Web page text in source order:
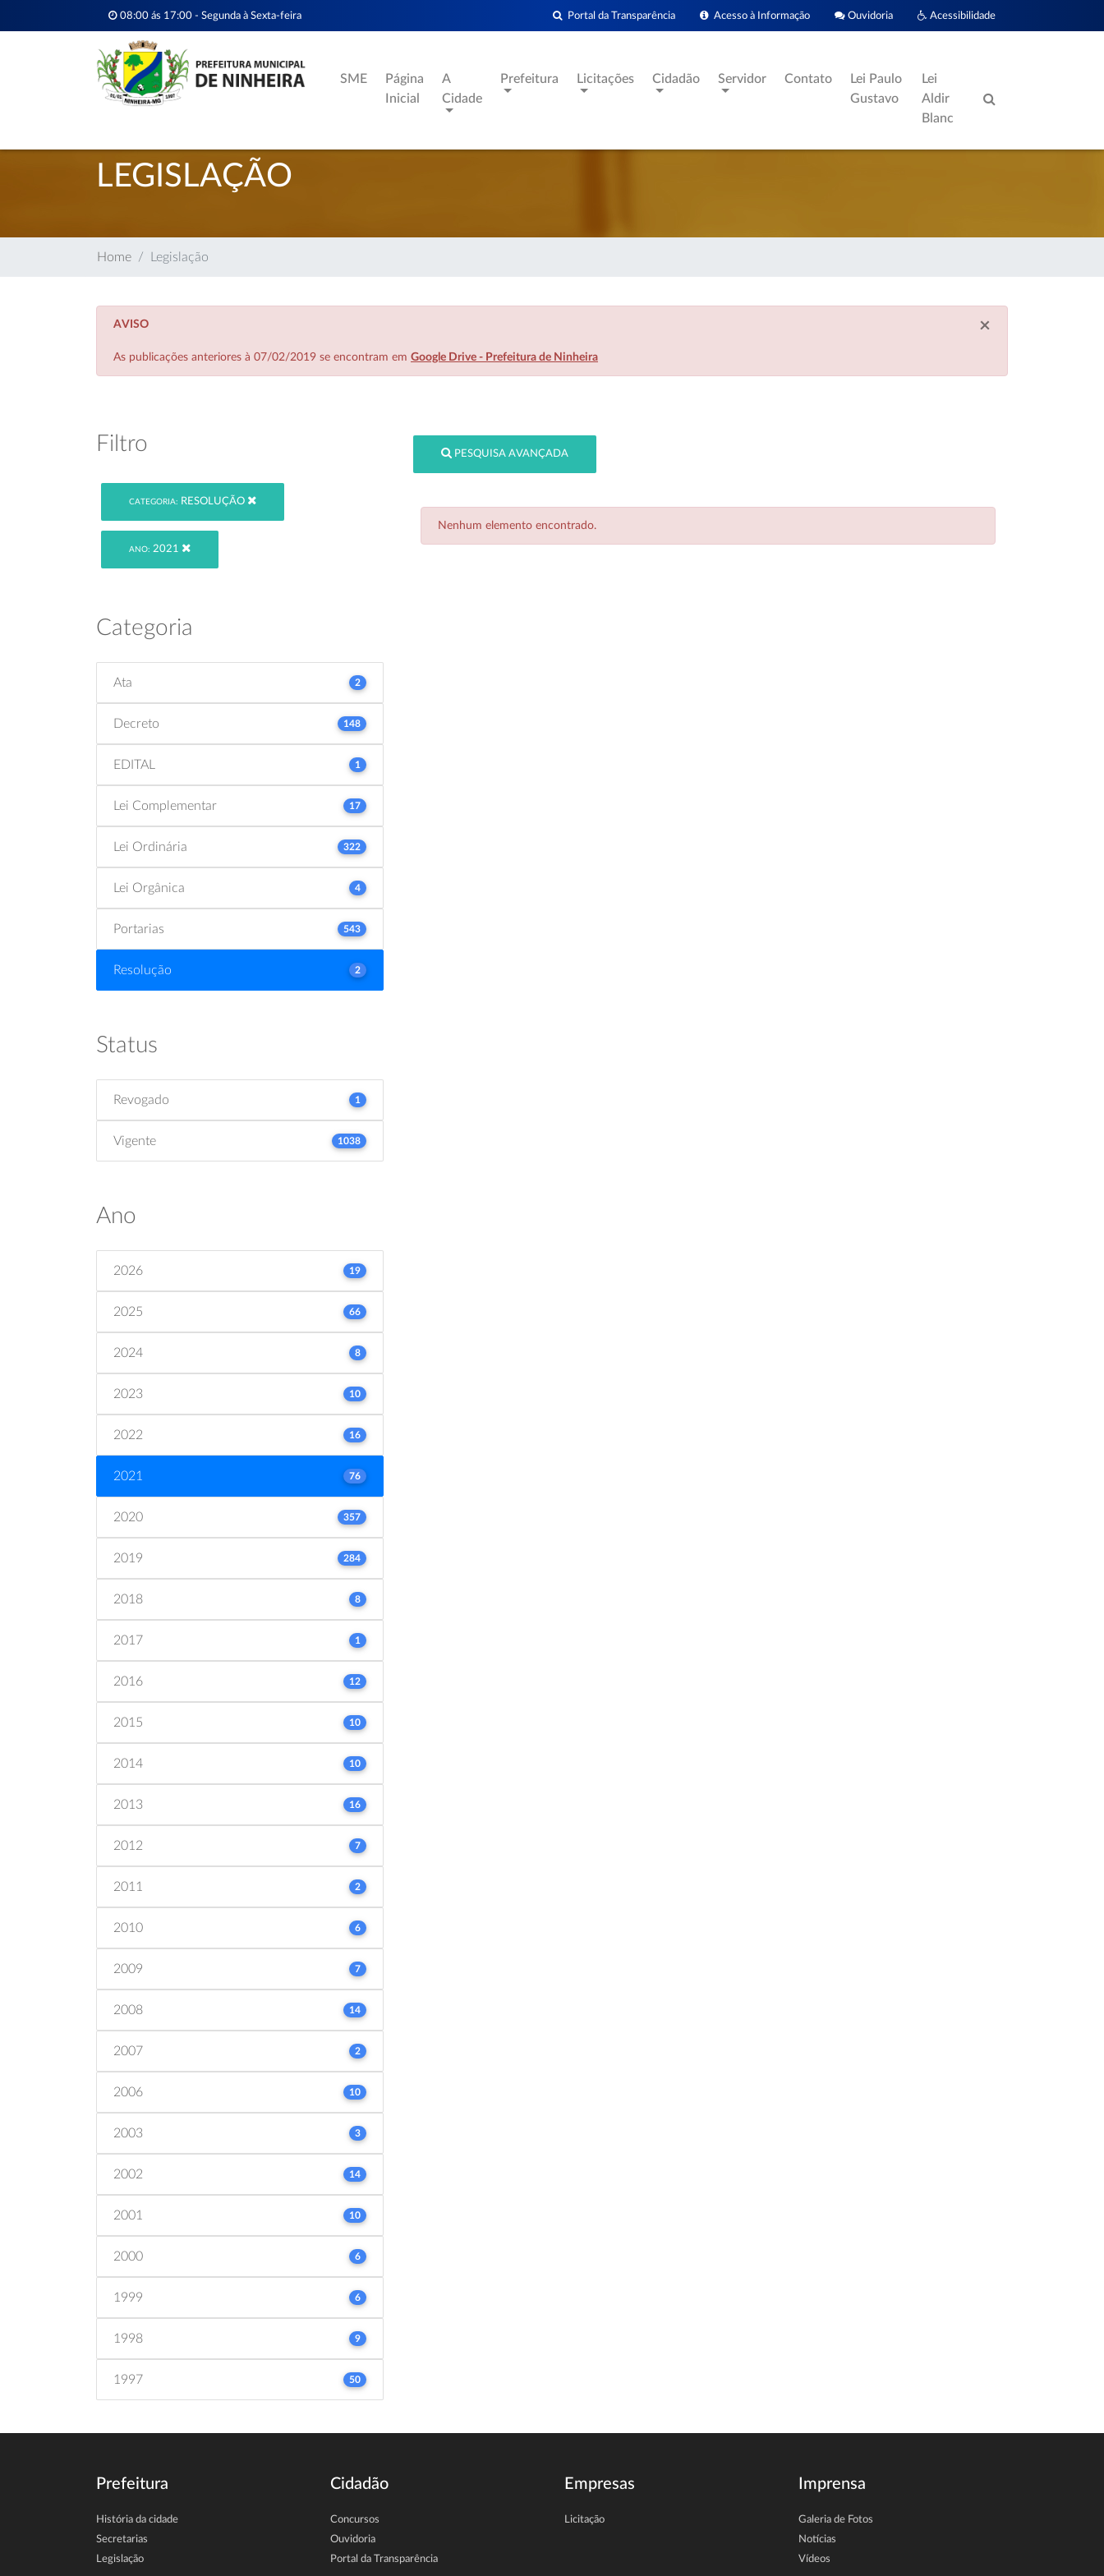
08:00 ás 17:00 - Segunda à Sexta-feira Acessibilidade
Ouvidoria
Acesso à Informação
Portal da Transparência
SME
Página
Inicial
A
Cidade
Prefeitura Licitações Cidadão Servidor Contato
Lei Paulo
Gustavo
Lei
Aldir
Blanc
LEGISLAÇÃO
Home Legislação
×
AVISO
As publicações anteriores à 07/02/2019 se encontram em Google Drive - Prefeitura de Ninheira
Filtro
CATEGORIA: RESOLUÇÃO
ANO: 2021
Categoria
Ata 2
Decreto 148
EDITAL 1
Lei Complementar 17
Lei Ordinária 322
Lei Orgânica 4
Portarias 543
Resolução 2
Status
Revogado 1
Vigente 1038
Ano
2026 19
2025 66
2024 8
2023 10
2022 16
2021 76
2020 357
2019 284
2018 8
2017 1
2016 12
2015 10
2014 10
2013 16
2012 7
2011 2
2010 6
2009 7
2008 14
2007 2
2006 10
2003 3
2002 14
2001 10
2000 6
1999 6
1998 9
1997 50
PESQUISA AVANÇADA
Nenhum elemento encontrado.
Prefeitura
História da cidade
Secretarias
Legislação
Cidadão
Concursos
Ouvidoria
Portal da Transparência
Empresas
Licitação
Imprensa
Galeria de Fotos
Notícias
Vídeos